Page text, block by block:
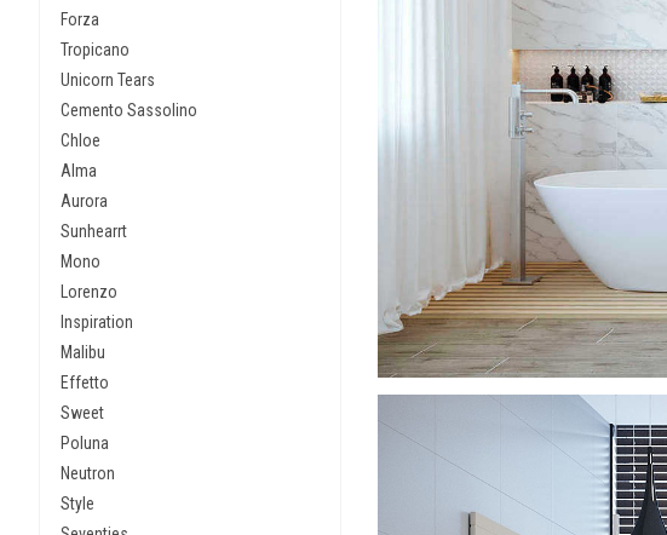
Forza
Tropicano
Unicorn Tears
Cemento Sassolino
Chloe
Alma
Aurora
Sunhearrt
Mono
Lorenzo
Inspiration
Malibu
Effetto
Sweet
Poluna
Neutron
Style